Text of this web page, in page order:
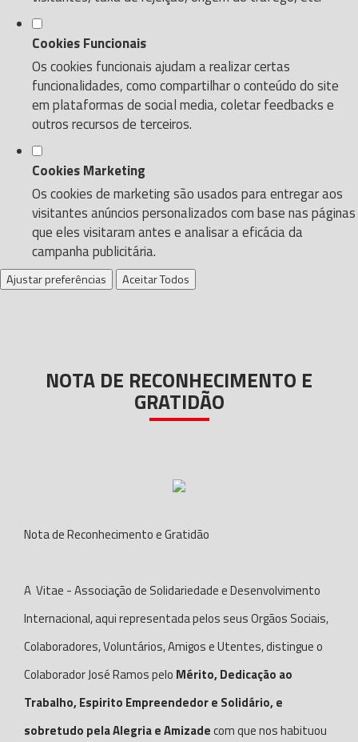
Cookies Funcionais
Os cookies funcionais ajudam a realizar certas
funcionalidades, como compartilhar o conteúdo do site
em plataformas de social media, coletar feedbacks e
outros recursos de terceiros.
Cookies Marketing
Os cookies de marketing são usados para entregar aos
visitantes anúncios personalizados com base nas páginas
que eles visitaram antes e analisar a eficácia da
campanha publicitária.
Ajustar preferências Aceitar Todos
NOTA DE RECONHECIMENTO E
GRATIDÃO
Nota de Reconhecimento e Gratidão
A Vitae - Associação de Solidariedade e Desenvolvimento
Internacional, aqui representada pelos seus Orgãos Sociais,
Colaboradores, Voluntários, Amigos e Utentes, distingue o
Colaborador José Ramos pelo Mérito, Dedicação ao
Trabalho, Espirito Empreendedor e Solidário, e
sobretudo pela Alegria e Amizadecom que nos habituou